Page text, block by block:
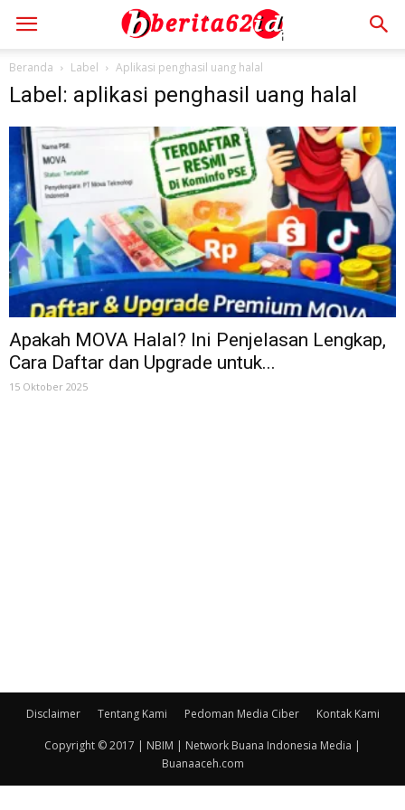
Beranda Label Aplikasi penghasil uang halal
Label: aplikasi penghasil uang halal
Apakah MOVA Halal? Ini Penjelasan Lengkap,
Cara Daftar dan Upgrade untuk...
15 Oktober 2025
Disclaimer Tentang Kami Pedoman Media Ciber Kontak Kami
Copyright © 2017 | NBIM | Network Buana Indonesia Media |
Buanaaceh.com